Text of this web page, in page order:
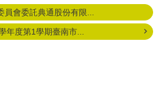
員會委託典通股份有限...
年度第1學期臺南市...